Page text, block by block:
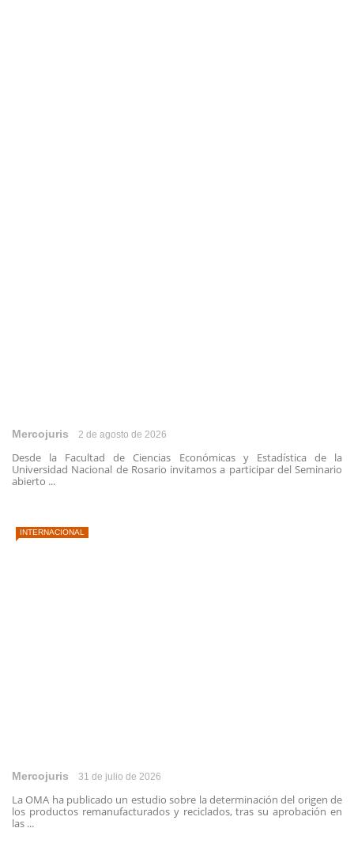
Mercojuris 2 de agosto de 2026
Desde la Facultad de Ciencias Económicas y Estadística de la
Universidad Nacional de Rosario invitamos a participar del Seminario
abierto ...
INTERNACIONAL
Mercojuris 31 de julio de 2026
La OMA ha publicado un estudio sobre la determinación del origen de
los productos remanufacturados y reciclados, tras su aprobación en
las ...